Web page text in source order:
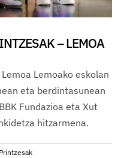
– LEMOA
Lemoako eskolan
eta berdintasunean
Fundazioa eta Xut
hitzarmena.